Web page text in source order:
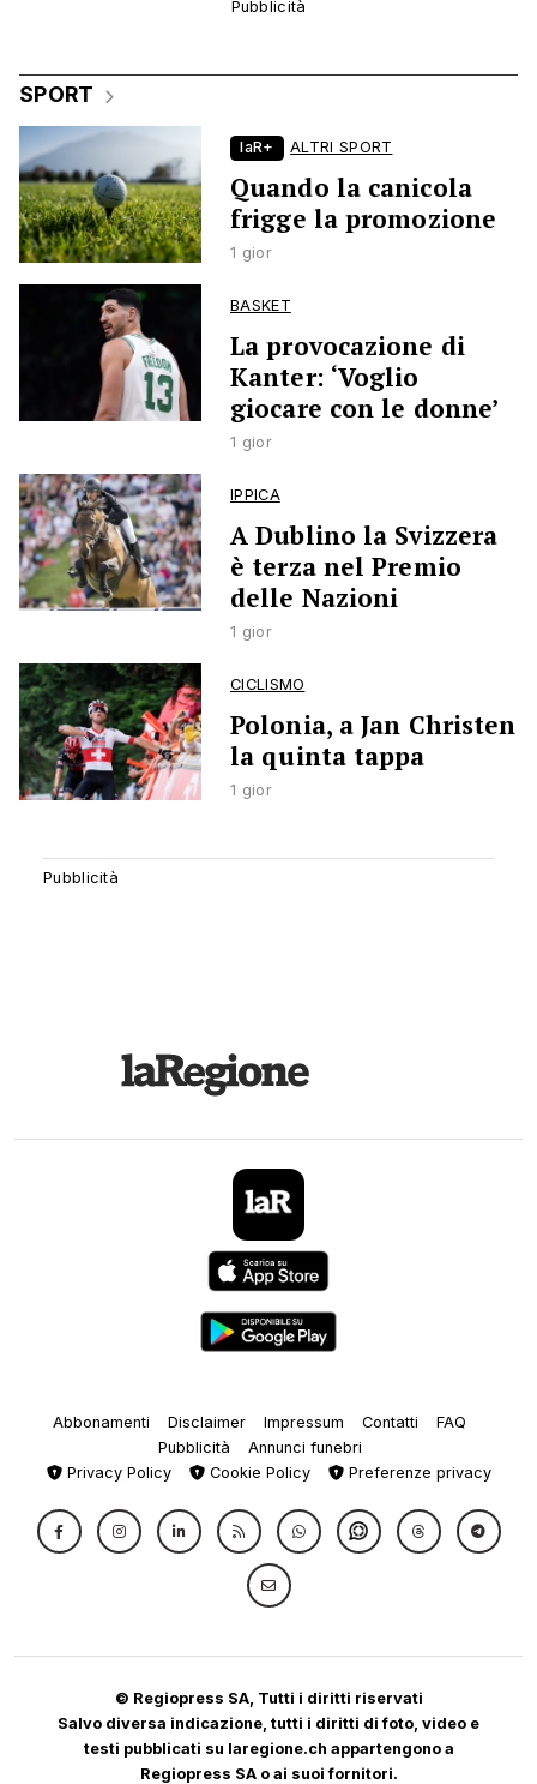
SPORT
laR+ ALTRI SPORT
Quando la canicola
frigge la promozione
1 gior
BASKET
La provocazione di
Kanter: ‘Voglio
giocare con le donne’
1 gior
IPPICA
A Dublino la Svizzera
è terza nel Premio
delle Nazioni
1 gior
CICLISMO
Polonia, a Jan Christen
la quinta tappa
1 gior
Abbonamenti Disclaimer Impressum Contatti
FAQ
Pubblicità
Annunci funebri
Privacy Policy
Cookie Policy Preferenze privacy
© Regiopress SA, Tutti i diritti riservati
Salvo diversa indicazione, tutti i diritti di foto, video e
testi pubblicati su laregione.ch appartengono a
Regiopress SA o ai suoi fornitori.